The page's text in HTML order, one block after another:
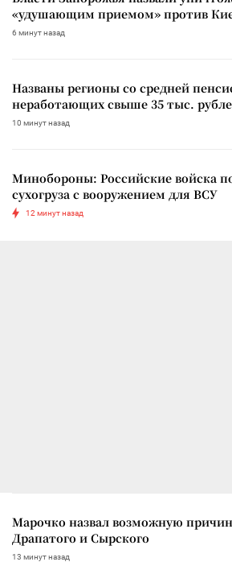
«удушающим приемом» против
6 минут назад
Названы регионы со средней
неработающих свыше 35 тыс.
10 минут назад
Минобороны: Российские войска
сухогруза с вооружением для ВСУ
12 минут назад
Марочко назвал возможную
Драпатого и Сырского
13 минут назад